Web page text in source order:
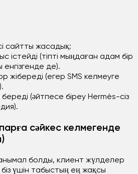
сайтты жасадық:
істейді (тіпті мыңдаған адам бір
де).
жібереді (егер SMS келмеуге
(әйтпесе біреу Hermès-сіз
сәйкес келмегенде
болды, клиент жүлделер
үшін табыстың ең жақсы